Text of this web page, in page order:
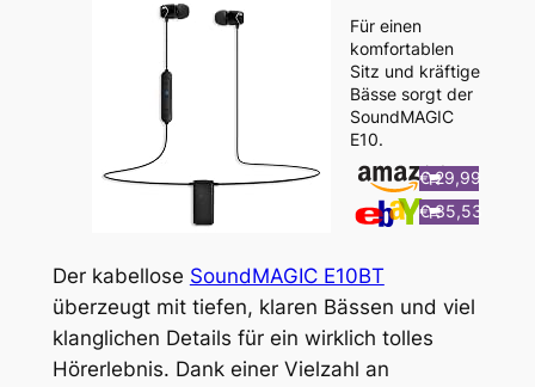
Für einen
komfortablen
Sitz und kräftige
Bässe sorgt der
SoundMAGIC
E10.
€ 29,99
€ 35,53
Der kabellose SoundMAGIC E10BT
überzeugt mit tiefen, klaren Bässen und viel
klanglichen Details für ein wirklich tolles
Hörerlebnis. Dank einer Vielzahl an